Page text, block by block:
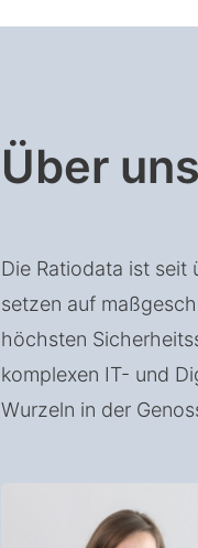
Über uns
Die Ratiodata ist seit
setzen auf
höchsten
komplexen IT- und
Wurzeln in der